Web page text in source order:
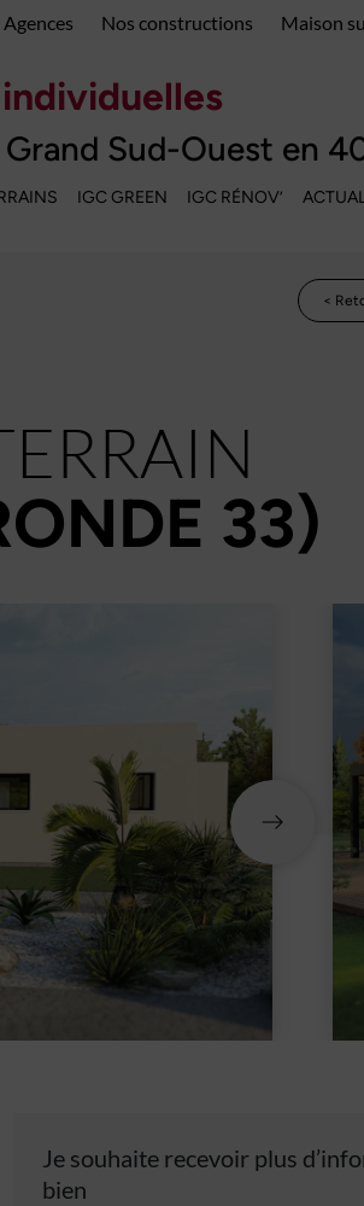
Nos constructions Maison
Sud-Ouest en
IGC GREEN IGC RÉNOV’
<
33)
Je souhaite recevoir plus
bien